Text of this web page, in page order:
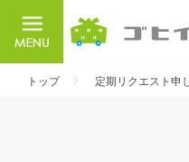
トップ 定期リクエスト申